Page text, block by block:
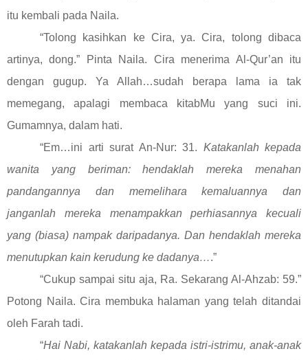
itu kembali pada Naila.
“Tolong kasihkan ke Cira, ya. Cira, tolong dibaca
artinya, dong.” Pinta Naila. Cira menerima Al-Qur’an itu
dengan gugup. Ya Allah…sudah berapa lama ia tak
memegang, apalagi membaca kitabMu yang suci ini.
Gumamnya, dalam hati.
“Em…ini arti surat An-Nur: 31. Katakanlah kepada
wanita yang beriman: hendaklah mereka menahan
pandangannya dan memelihara kemaluannya dan
janganlah mereka menampakkan perhiasannya kecuali
yang (biasa) nampak daripadanya. Dan hendaklah mereka
menutupkan kain kerudung ke dadanya….”
“Cukup sampai situ aja, Ra. Sekarang Al-Ahzab: 59.”
Potong Naila. Cira membuka halaman yang telah ditandai
oleh Farah tadi.
“Hai Nabi, katakanlah kepada istri-istrimu, anak-anak